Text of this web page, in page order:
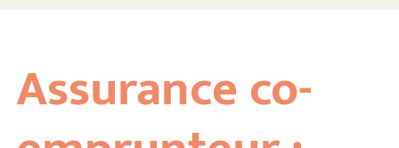
Assurance co-